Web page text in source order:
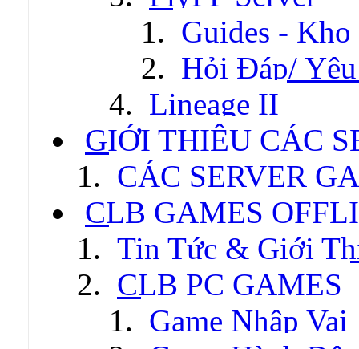
Guides -
Hỏi Đáp/
Lineage II
GIỚI THIỆU CÁC
CÁC SERVER
CLB GAMES
Tin Tức & Giới
CLB PC GAMES
Game Nhập Vai